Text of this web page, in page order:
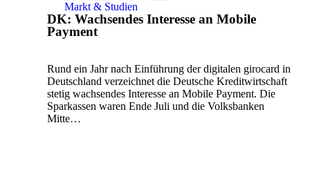
Markt & Studien
DK: Wachsendes Interesse an Mobile
Payment
Rund ein Jahr nach Einführung der digitalen girocard in
Deutschland verzeichnet die Deutsche Kreditwirtschaft
stetig wachsendes Interesse an Mobile Payment. Die
Sparkassen waren Ende Juli und die Volksbanken
Mitte…